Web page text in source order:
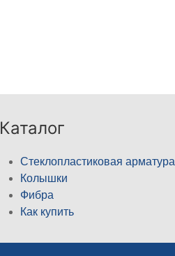
Каталог
Стеклопластиковая арматура
Колышки
Фибра
Как купить